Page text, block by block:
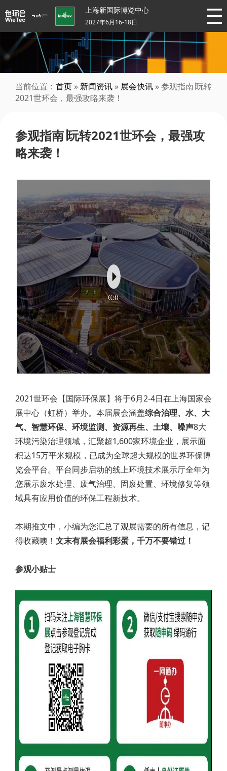
上海新国际博览中心
2027年6月16-18日
当前位置： 首页 » 新闻资讯 » 展会快讯 » 参观指南∣玩转
2021世环会，最强攻略来袭！
参观指南∣玩转2021世环会，最强攻
略来袭！
2021世环会【国际环保展】将于6月2-4日在上海国家会
展中心（虹桥）举办。本届展会涵盖综合治理、水、大
气、智慧环保、环境监测、资源再生、土壤、噪声8大
环境污染治理领域，汇聚超1,600家环境企业，展示面
积达15万平米规模，已成为全球超大规模的世界环保博
览会平台。平台同步启动的线上环境技术展示厅全年为
您展示废水处理、废气治理、固废处置、环境修复等领
域具有应用价值的环保工程新技术。
本期推文中，小编为您汇总了观展需要的所有信息，记
得收藏噢！ 文末有展会福利彩蛋，千万不要错过！
参观小贴士